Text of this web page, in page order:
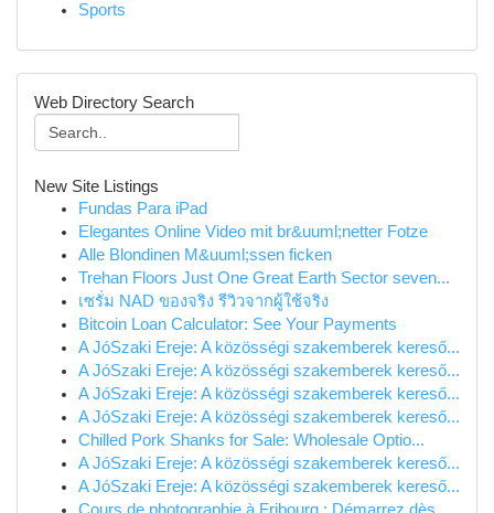
Sports
Web Directory Search
New Site Listings
Fundas Para iPad
Elegantes Online Video mit br&uuml;netter Fotze
Alle Blondinen M&uuml;ssen ficken
Trehan Floors Just One Great Earth Sector seven...
เซรั่ม NAD ของจริง รีวิวจากผู้ใช้จริง
Bitcoin Loan Calculator: See Your Payments
A JóSzaki Ereje: A közösségi szakemberek kereső...
A JóSzaki Ereje: A közösségi szakemberek kereső...
A JóSzaki Ereje: A közösségi szakemberek kereső...
A JóSzaki Ereje: A közösségi szakemberek kereső...
Chilled Pork Shanks for Sale: Wholesale Optio...
A JóSzaki Ereje: A közösségi szakemberek kereső...
A JóSzaki Ereje: A közösségi szakemberek kereső...